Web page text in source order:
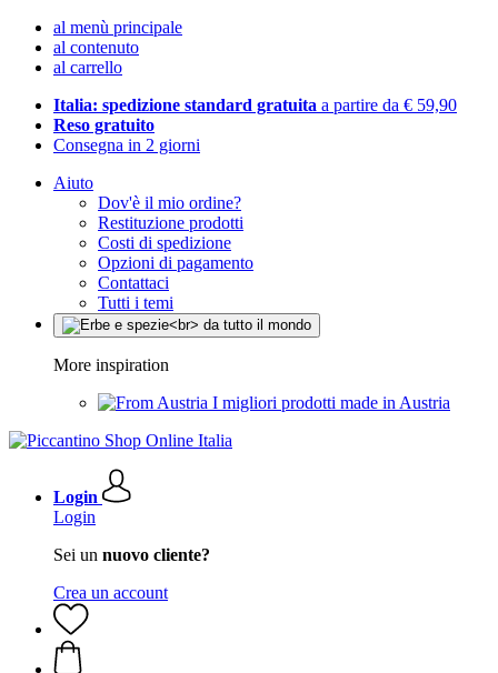
al menù principale
al contenuto
al carrello
Italia: spedizione standard gratuita a partire da € 59,90
Reso gratuito
Consegna in 2 giorni
Aiuto
Dov'è il mio ordine?
Restituzione prodotti
Costi di spedizione
Opzioni di pagamento
Contattaci
Tutti i temi
More inspiration
I migliori prodotti made in Austria
Login
Login
Sei un nuovo cliente?
Crea un account